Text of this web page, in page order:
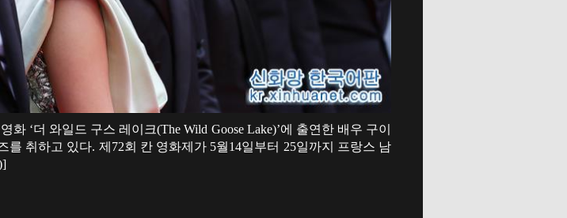
‘더 와일드 구스 레이크(The Wild Goose Lake)’에 출연한 배우 구이
취하고 있다. 제72회 칸 영화제가 5월14일부터 25일까지 프랑스 남